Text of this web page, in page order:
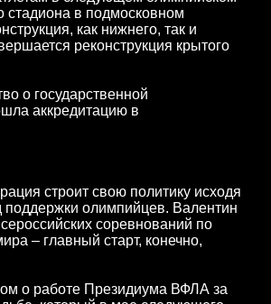
стадиона в подмосковном
как нижнего, так и
реконструкция крытого
о государственной
аккредитацию в
строит свою политику исходя
поддержки олимпийцев. Валентин
соревнований по
– главный старт, конечно,
о работе Президиума ВФЛА за